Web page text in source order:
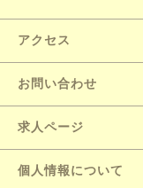
アクセス
お問い合わせ
求人ページ
個人情報について